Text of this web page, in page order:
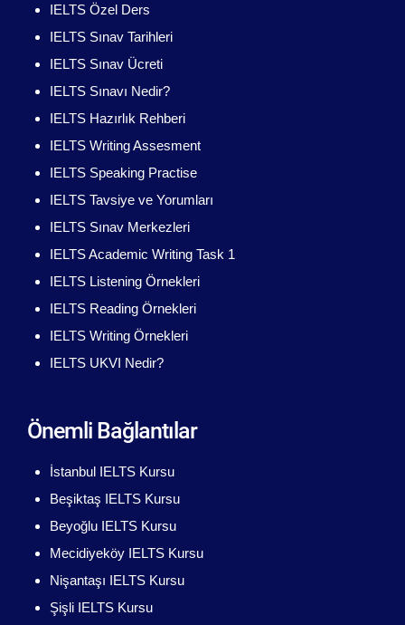
IELTS Özel Ders
IELTS Sınav Tarihleri
IELTS Sınav Ücreti
IELTS Sınavı Nedir?
IELTS Hazırlık Rehberi
IELTS Writing Assesment
IELTS Speaking Practise
IELTS Tavsiye ve Yorumları
IELTS Sınav Merkezleri
IELTS Academic Writing Task 1
IELTS Listening Örnekleri
IELTS Reading Örnekleri
IELTS Writing Örnekleri
IELTS UKVI Nedir?
Önemli Bağlantılar
İstanbul IELTS Kursu
Beşiktaş IELTS Kursu
Beyoğlu IELTS Kursu
Mecidiyeköy IELTS Kursu
Nişantaşı IELTS Kursu
Şişli IELTS Kursu